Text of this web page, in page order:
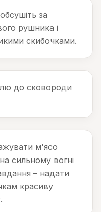
за
рушника і
скибочками.
до сковороди
м'ясо
сильному вогні
– надати
красиву